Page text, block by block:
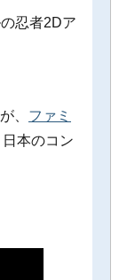
忍者2Dア
、 ファミ
本のコン